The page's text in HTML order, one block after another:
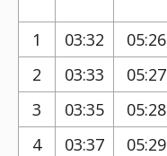
1
03:32 05:26
2
03:33 05:27
3
03:35 05:28
4
03:37 05:29